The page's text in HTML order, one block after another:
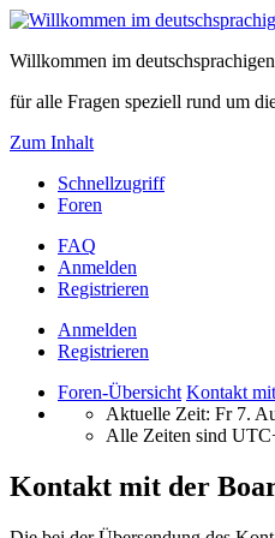
Willkommen im
für alle Fragen speziell rund um
Zum Inhalt
Schnellzugriff
Foren
FAQ
Anmelden
Registrieren
Anmelden
Registrieren
Foren-Übersicht Kontakt
Aktuelle Zeit: Fr 7.
Alle Zeiten sind
Kontakt mit der